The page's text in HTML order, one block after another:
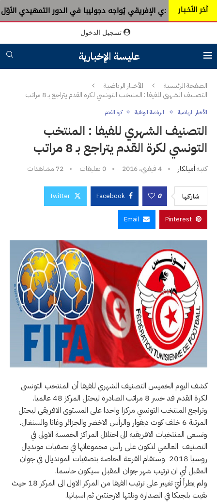
آخر الأخـبـارالإفريقي يُواجه دجوليبا في الدور التمهيدي الأوّل
تسجيل الدخول
عليسة الإخبارية
الصفحة الرئيسية
الأخبار الرياضية
التصنيف الشهري للفيفا : المنتخب التونسي لكرة القدم يتراجع بـ 8 مراتب
الأخبار الرياضية الرياضة الوطنية كرة القدم
التصنيف الشهري للفيفا : المنتخب
التونسي لكرة القدم يتراجع بـ 8 مراتب
كتبهأميلكار 4 فيفري، 2016 0 تعليقات 72 مشاهدات
شاركها 0
Facebook
Twitter
Pinterest
Email
كشف اليوم الخميس التصنيف الشهري للفيفا أن المنتخب التونسي
لكرة القدم قد خسر 8 مراتب الصادرة ليحتل المركز 48 عالميا.
وتراجع المنتخب التونسي مركزا واحدا على المستوى الافريقي ليحتل
المرتبة 6 خلف كوت ديفوار والرأس الاخضر والجزائر وغانا والسنغال.
وتسعى المنتخبات الافريقية الى احتلال المراكز الخمسة الاولى في
التصنيف العالمي لتكون على رأس مجموعاتها في تصفيات مونديال
روسيا 2018 وستقام القرعة الخاصة بتصفيات المونديال في جوان
المقبل أي ان ترتيب شهر جوان المقبل سيكون حاسما.
ولم يطرأ أيّ تغيير على ترتيب الفيفا من المركز الاول الى المركز 18 حيث
بقيت بلجيكا في الصدارة وتلتها الارجنتين ثم اسبانيا.